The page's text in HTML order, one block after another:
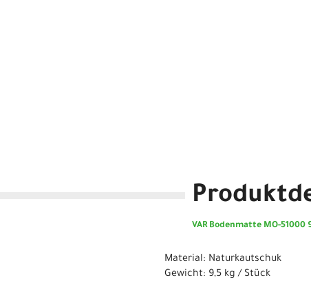
VAR Bodenmatte MO-51000
Material: Naturkautschuk
Gewicht: 9,5 kg / Stück